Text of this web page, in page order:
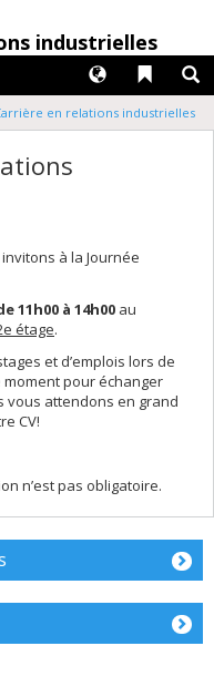
industrielles
Liens
Langues
en relations industrielles
à la Journée
11h00 à 14h00 au
étage.
et d’emplois lors de
pour échanger
vous attendons en grand
CV!
n’est pas obligatoire.